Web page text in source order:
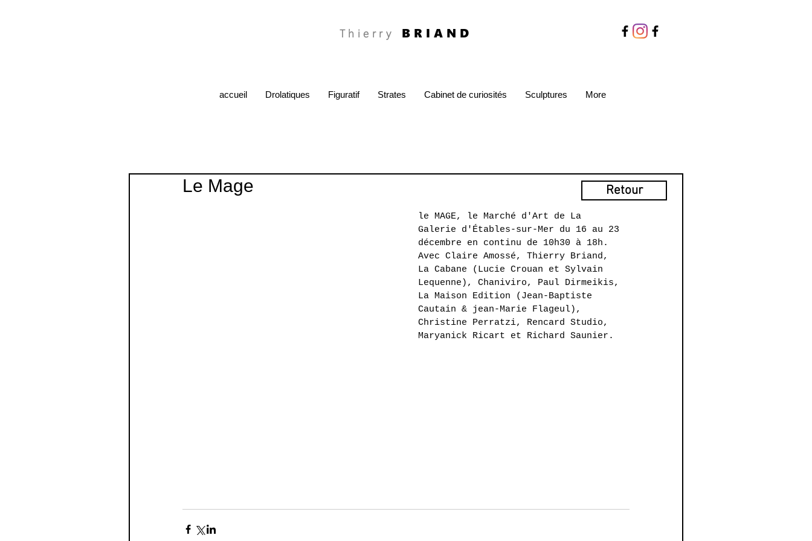
Thierry BRIAND
accueil Drolatiques Figuratif Strates Cabinet de curiosités Sculptures More
Le Mage
le MAGE, le Marché d'Art de La
Galerie d'Étables-sur-Mer du 16 au 23
décembre en continu de 10h30 à 18h.
Avec Claire Amossé, Thierry Briand,
La Cabane (Lucie Crouan et Sylvain
Lequenne), Chaniviro, Paul Dirmeikis,
La Maison Edition (Jean-Baptiste
Cautain & jean-Marie Flageul),
Christine Perratzi, Rencard Studio,
Maryanick Ricart et Richard Saunier.
Retour